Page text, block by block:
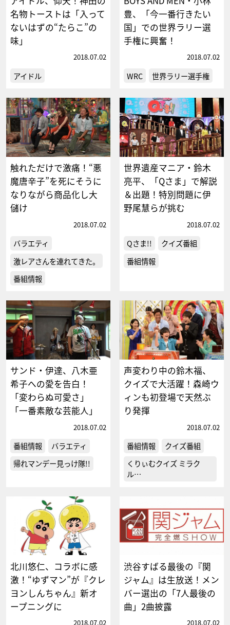
名物トーストは「入って
ないはずの“たらこ”の
味」
2018.07.02
アイドル
豊、「今一番行きたい
国」での世界ラリー選
手権に興奮！
2018.07.02
WRC 世界ラリー選手権
触れただけで激痛！“悪
魔唐辛子”を死にそうに
なりながら商品化し大
儲け
2018.07.02
バラエティ
激レアさんを連れてきた。
番組情報
世界遺産マニア・鈴木
亮平、「Qさま」で解説
＆出題！特別問題に伊
野尾慧らが挑む
2018.07.02
Qさま!!
クイズ番組
番組情報
サンド・伊達、八木亜
希子への愛を告白！
「変わらぬ可愛さ」
「一番素敵な芸能人」
2018.07.02
番組情報
バラエティ
帰れマンデー見っけ隊!!
声変わり中の鈴木福、
クイズで大活躍！森崎ウ
ィンも初登場で天然ぶ
り発揮
2018.07.02
番組情報
クイズ番組
くりぃむクイズ ミラク
ル…
北川悠仁、コラボに感
激！“ゆずマン”が『クレ
ヨンしんちゃん』新オ
ープニングに
2018.07.02
渋谷すばる最後の『関
ジャム』は生放送！メン
バー選出の「7人最後の
曲」2曲披露
2018.07.02